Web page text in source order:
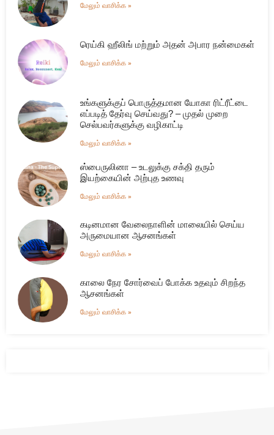
மேலும் வாசிக்க »
ரெய்கி ஹீலிங் மற்றும் அதன் அபார நன்மைகள்
மேலும் வாசிக்க »
உங்களுக்குப் பொருத்தமான யோகா ரிட்ரீட்டை
எப்படித் தேர்வு செய்வது? – முதல் முறை
செல்பவர்களுக்கு வழிகாட்டி
மேலும் வாசிக்க »
ஸ்பைருலினா – உடலுக்கு சக்தி தரும்
இயற்கையின் அற்புத உணவு
மேலும் வாசிக்க »
கடினமான வேலைநாளின் மாலையில் செய்ய
அருமையான ஆசனங்கள்
மேலும் வாசிக்க »
காலை நேர சோர்வைப் போக்க உதவும் சிறந்த
ஆசனங்கள்
மேலும் வாசிக்க »